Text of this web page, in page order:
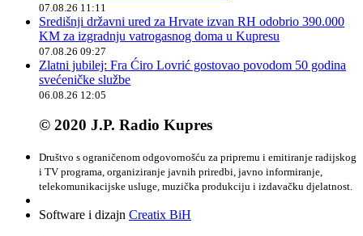
07.08.26 11:11
Središnji državni ured za Hrvate izvan RH odobrio 390.000
KM za izgradnju vatrogasnog doma u Kupresu
07.08.26 09:27
Zlatni jubilej: Fra Ćiro Lovrić gostovao povodom 50 godina
svećeničke službe
06.08.26 12:05
© 2020 J.P. Radio Kupres
Društvo s ograničenom odgovornošću za pripremu i emitiranje radijskog
i TV programa, organiziranje javnih priredbi, javno informiranje,
telekomunikacijske usluge, muzička produkciju i izdavačku djelatnost.
Software i dizajn Creatix BiH